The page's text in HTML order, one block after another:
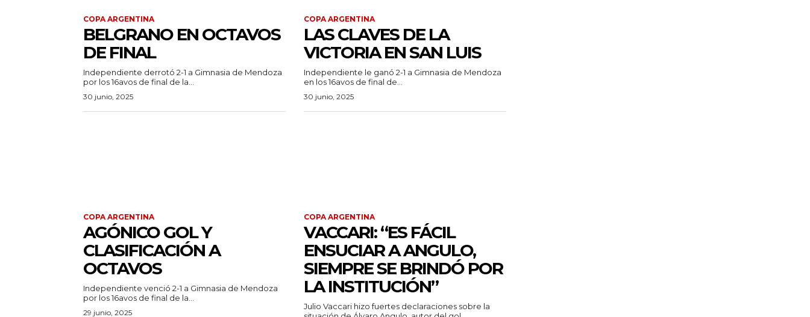
COPA ARGENTINA
BELGRANO EN OCTAVOS
DE FINAL
Independiente derrotó 2-1 a Gimnasia de Mendoza
por los 16avos de final de la...
30 junio, 2025
COPA ARGENTINA
LAS CLAVES DE LA
VICTORIA EN SAN LUIS
Independiente le ganó 2-1 a Gimnasia de Mendoza
en los 16avos de final de...
30 junio, 2025
COPA ARGENTINA
AGÓNICO GOL Y
CLASIFICACIÓN A
OCTAVOS
Independiente venció 2-1 a Gimnasia de Mendoza
por los 16avos de final de la...
29 junio, 2025
COPA ARGENTINA
VACCARI: “ES FÁCIL
ENSUCIAR A ANGULO,
SIEMPRE SE BRINDÓ POR
LA INSTITUCIÓN”
Julio Vaccari hizo fuertes declaraciones sobre la